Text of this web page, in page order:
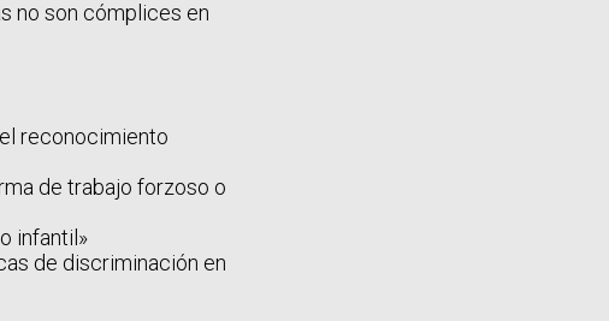
no son cómplices en
reconocimiento
de trabajo forzoso o
infantil»
de discriminación en